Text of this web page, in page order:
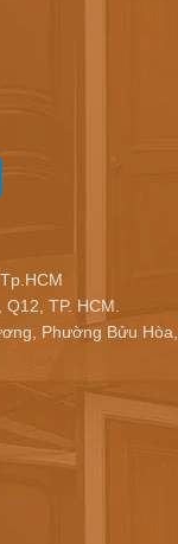
TP. HCM.
Phường Bửu Hòa,